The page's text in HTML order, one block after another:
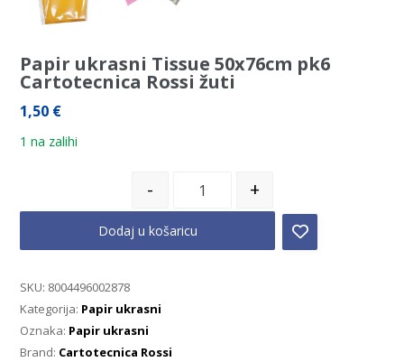
Papir ukrasni Tissue 50x76cm pk6
Cartotecnica Rossi žuti
1,50 €
1 na zalihi
- +
Dodaj u košaricu
SKU: 8004496002878
Kategorija: Papir ukrasni
Oznaka: Papir ukrasni
Brand: Cartotecnica Rossi